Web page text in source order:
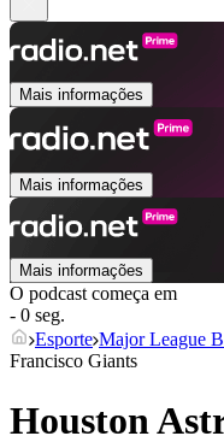
Mais informações
Mais informações
Mais informações
O podcast começa em
- 0 seg.
Esporte Major League
Francisco Giants
Houston